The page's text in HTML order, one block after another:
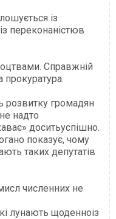
із
переконаністюв
Справжній
прокуратура.
розвитку громадян
надто
доситьуспішно.
показує, чому
таких депутатів
численних не
лунають щоденноіз